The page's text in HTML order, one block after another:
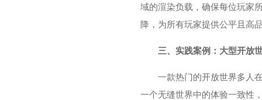
域的渲染负载，确保每位玩家
降，为所有玩家提供公平且高
三、实践案例：大型开放
一款热门的开放世界多人
一个无缝世界中的体验一致性